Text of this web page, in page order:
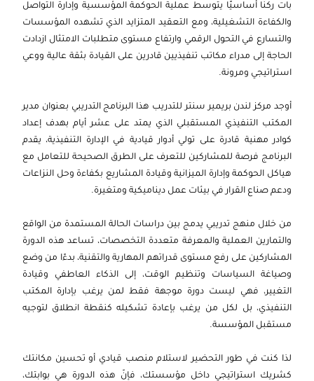
2026-09-21 امستردام التفاصيل
2026-09-28 لندن التفاصيل
2026-09-28
2026-10-04 دبي التفاصيل
2026-10-05 كوالا لامبور التفاصيل
2026-10-26
2026-11-02 القاهرة التفاصيل
بات ركنًا أساسيًا يتوسط عملية الحوكمة المؤسسية وإدارة التواصل
والكفاءة التشغيلية، ومع التعقيد المتزايد الذي تشهده المؤسسات
والتسارع في التحول الرقمي وارتفاع مستوى متطلبات الامتثال ازدادت
الحاجة إلى مدراء مكاتب تنفيذيين قادرين على القيادة بثقة عالية ووعي
استراتيجي ومرونة.
أوجد مركز لندن بريمير سنتر للتدريب هذا البرنامج التدريبي بعنوان مدير
المكتب التنفيذي المستقبلي الذي يمتد على عشر أيام بهدف إعداد
كوادر مهنية قادرة على تولي أدوار قيادية في الإدارة التنفيذية، يقدم
البرنامج فرصة للمشاركين للتعرف على الطرق الصحيحة للتعامل مع
هياكل الحوكمة وإدارة الميزانية وقيادة المشاريع بكفاءة وحل النزاعات
ودعم صناع القرار في بيئات عمل ديناميكية ومتغيرة.
من خلال منهج تدريبي يدمج بين دراسات الحالة المستمدة من الواقع
والتمارين العملية والمعرفة متعددة التخصصات، تساعد هذه الدورة
المشاركين على رفع مستوى قدراتهم المهارية والتقنية، بدءًا من وضع
وصياغة السياسات وتنظيم الوقت، إلى الذكاء العاطفي وقيادة
التغيير، فهي ليست دورة موجهة فقط لمن يرغب بإدارة المكتب
التنفيذي، بل لكل من يرغب بإعادة تشكيله كنقطة انطلاق لتوجيه
مستقبل المؤسسة.
لذا كنت في طور التحضير لاستلام منصب قيادي أو تحسين مكانتك
كشريك استراتيجي داخل مؤسستك، فإنّ هذه الدورة هي بوابتك،